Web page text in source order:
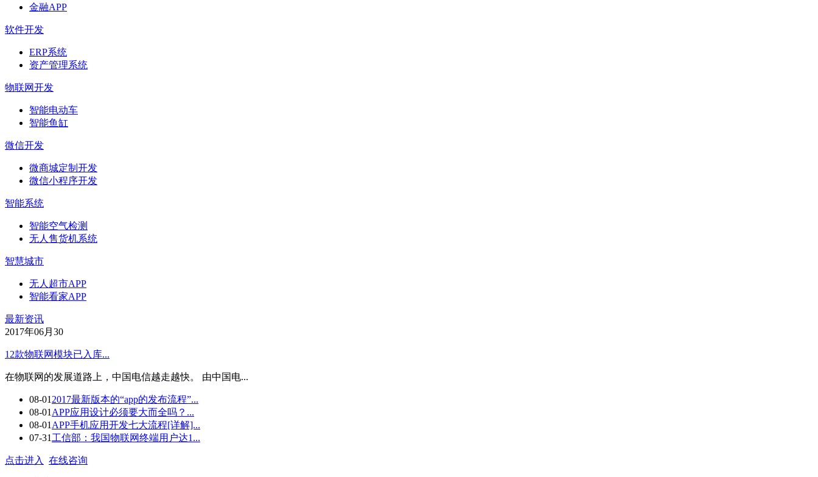
金融APP
软件开发
ERP系统
资产管理系统
物联网开发
智能电动车
智能鱼缸
微信开发
微商城定制开发
微信小程序开发
智能系统
智能空气检测
无人售货机系统
智慧城市
无人超市APP
智能看家APP
最新资讯
2017年06月 30
12款物联网模块已入库...
在物联网的发展道路上，中国电信越走越快。 由中国电...
08-01 2017最新版本的“app的发布流程”...
08-01 APP应用设计必须要大而全吗？...
08-01 APP手机应用开发七大流程[详解]...
07-31 工信部：我国物联网终端用户达1...
点击进入 在线咨询